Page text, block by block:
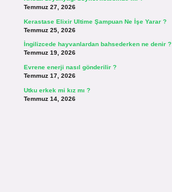
Temmuz 27, 2026
Kerastase Elixir Ultime Şampuan Ne İşe Yarar ?
Temmuz 25, 2026
İngilizcede hayvanlardan bahsederken ne denir ?
Temmuz 19, 2026
Evrene enerji nasıl gönderilir ?
Temmuz 17, 2026
Utku erkek mi kız mı ?
Temmuz 14, 2026